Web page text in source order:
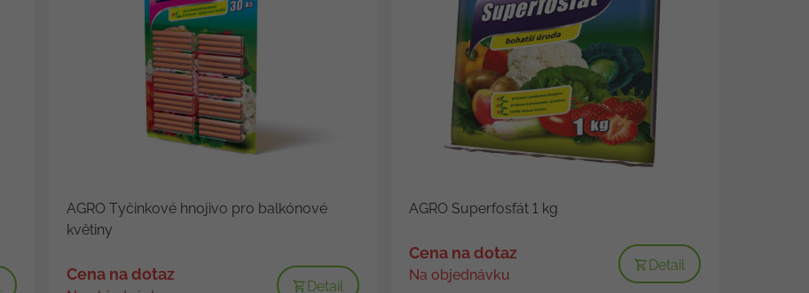
AGRO Tyčinkové hnojivo pro balkónové
květiny
Cena na dotaz
Detail
AGRO Superfosfát 1 kg
Cena na dotaz
Na objednávku
Detail